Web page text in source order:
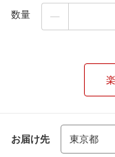
数量
お届け先